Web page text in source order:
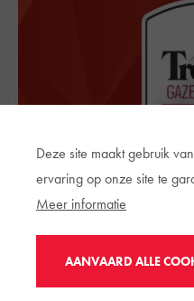
Deze site maakt gebruik
ervaring op onze site te
Meer informatie
AANVAARD ALLE